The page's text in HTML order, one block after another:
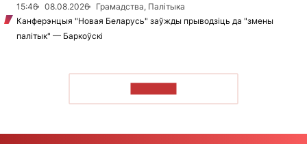
15:46
08.08.2026
Грамадства, Палітыка
Канферэнцыя "Новая Беларусь" заўжды прыводзіць да "змены
палітык" — Баркоўскі